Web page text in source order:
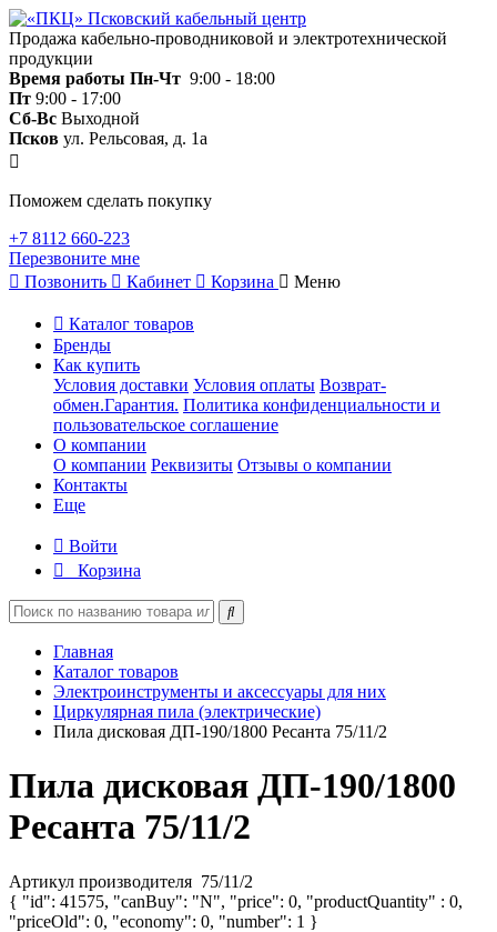
Продажа кабельно-проводниковой и электротехнической
продукции
Время работы Пн-Чт 9:00 - 18:00
Пт 9:00 - 17:00
Сб-Вс Выходной
Псков ул. Рельсовая, д. 1а
Поможем сделать покупку
+7 8112 660-223
Перезвоните мне
Позвонить
Кабинет Корзина Меню
Каталог товаров
Бренды
Как купить
Условия доставки Условия оплаты Возврат-
обмен.Гарантия. Политика конфиденциальности и
пользовательское соглашение
О компании
О компании Реквизиты Отзывы о компании
Контакты
Еще
Войти
Корзина
Главная
Каталог товаров
Электроинструменты и аксессуары для них
Циркулярная пила (электрические)
Пила дисковая ДП-190/1800 Ресанта 75/11/2
Пила дисковая ДП-190/1800
Ресанта 75/11/2
Артикул производителя 75/11/2
{ "id": 41575, "canBuy": "N", "price": 0, "productQuantity" : 0,
"priceOld": 0, "economy": 0, "number": 1 }